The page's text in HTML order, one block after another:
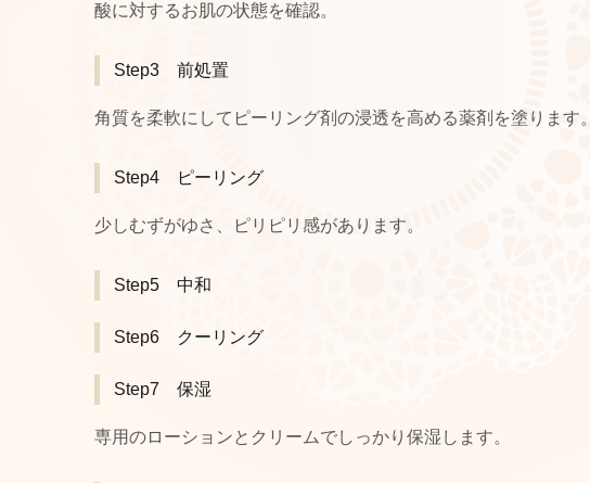
酸に対するお肌の状態を確認。
Step3 前処置
角質を柔軟にしてピーリング剤の浸透を高める薬剤を塗ります。
Step4 ピーリング
少しむずがゆさ、ピリピリ感があります。
Step5 中和
Step6 クーリング
Step7 保湿
専用のローションとクリームでしっかり保湿します。